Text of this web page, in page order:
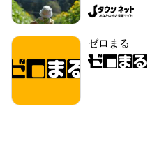
ゼロまる